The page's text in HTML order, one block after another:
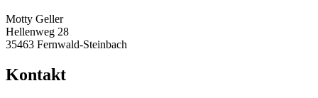
Motty Geller
Hellenweg 28
35463 Fernwald-Steinbach
Kontakt